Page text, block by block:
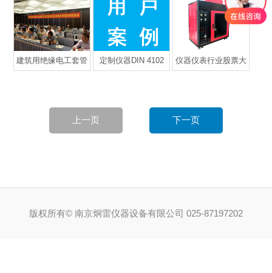
性试验炉初始设置说
明|建材阻燃A级
车内饰材料阻燃按什
么标准？
垂直燃烧试验仪产品
细节答疑
建筑用绝缘电工套管 定制仪器DIN 4102 仪器仪表行业股票大
上一页 下一页
版权所有© 南京炯雷仪器设备有限公司 025-87197202